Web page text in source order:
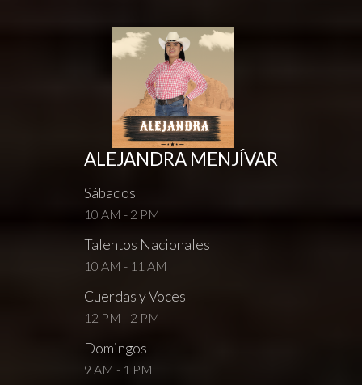
ALEJANDRA MENJÍVAR
Sábados
10 AM - 2 PM
Talentos Nacionales
10 AM - 11 AM
Cuerdas y Voces
12 PM - 2 PM
Domingos
9 AM - 1 PM